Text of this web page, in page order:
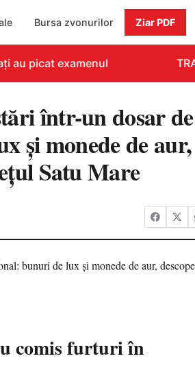
Bursa zvonurilor Ziar PDF
picat examenul
într-un dosar de
și monede de aur,
Satu Mare
comis furturi în